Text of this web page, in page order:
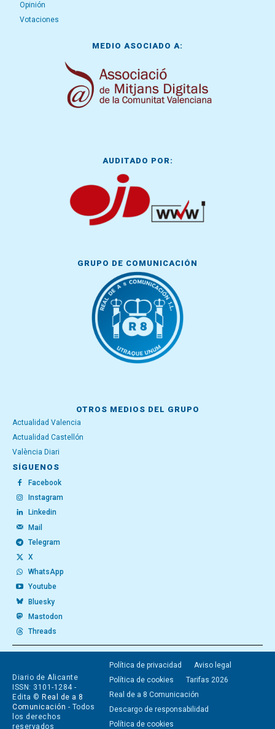
Opinión
Votaciones
MEDIO ASOCIADO A:
AUDITADO POR:
GRUPO DE COMUNICACIÓN
OTROS MEDIOS DEL GRUPO
Actualidad Valencia
Actualidad Castellón
València Diari
SÍGUENOS
Facebook
Instagram
Linkedin
Mail
Telegram
X
WhatsApp
Youtube
Bluesky
Mastodon
Threads
Diario de Alicante
ISSN: 3101-1284 -
Edita © Real de a 8
Comunicación - Todos
los derechos
reservados
Política de privacidad
Aviso legal
Política de cookies
Tarifas 2026
Real de a 8 Comunicación
Descargo de responsabilidad
Política de cookies